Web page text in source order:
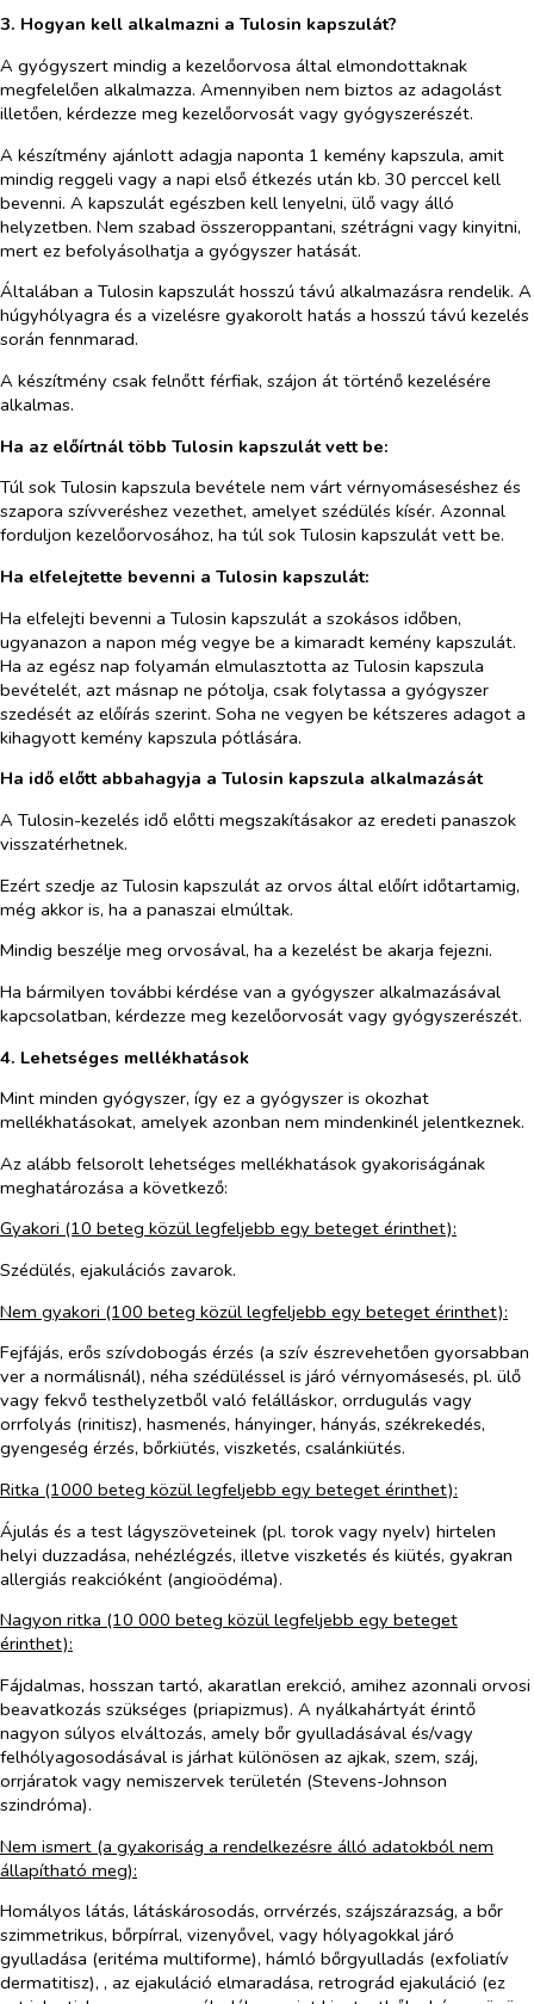
3. Hogyan kell alkalmazni a Tulosin kapszulát?
A gyógyszert mindig a kezelőorvosa által elmondottaknak
megfelelően alkalmazza. Amennyiben nem biztos az adagolást
illetően, kérdezze meg kezelőorvosát vagy gyógyszerészét.
A készítmény ajánlott adagja naponta 1 kemény kapszula, amit
mindig reggeli vagy a napi első étkezés után kb. 30 perccel kell
bevenni. A kapszulát egészben kell lenyelni, ülő vagy álló
helyzetben. Nem szabad összeroppantani, szétrágni vagy kinyitni,
mert ez befolyásolhatja a gyógyszer hatását.
Általában a Tulosin kapszulát hosszú távú alkalmazásra rendelik. A
húgyhólyagra és a vizelésre gyakorolt hatás a hosszú távú kezelés
során fennmarad.
A készítmény csak felnőtt férfiak, szájon át történő kezelésére
alkalmas.
Ha az előírtnál több Tulosin kapszulát vett be:
Túl sok Tulosin kapszula bevétele nem várt vérnyomáseséshez és
szapora szívveréshez vezethet, amelyet szédülés kísér. Azonnal
forduljon kezelőorvosához, ha túl sok Tulosin kapszulát vett be.
Ha elfelejtette bevenni a Tulosin kapszulát:
Ha elfelejti bevenni a Tulosin kapszulát a szokásos időben,
ugyanazon a napon még vegye be a kimaradt kemény kapszulát.
Ha az egész nap folyamán elmulasztotta az Tulosin kapszula
bevételét, azt másnap ne pótolja, csak folytassa a gyógyszer
szedését az előírás szerint. Soha ne vegyen be kétszeres adagot a
kihagyott kemény kapszula pótlására.
Ha idő előtt abbahagyja a Tulosin kapszula alkalmazását
A Tulosin-kezelés idő előtti megszakításakor az eredeti panaszok
visszatérhetnek.
Ezért szedje az Tulosin kapszulát az orvos által előírt időtartamig,
még akkor is, ha a panaszai elmúltak.
Mindig beszélje meg orvosával, ha a kezelést be akarja fejezni.
Ha bármilyen további kérdése van a gyógyszer alkalmazásával
kapcsolatban, kérdezze meg kezelőorvosát vagy gyógyszerészét.
4. Lehetséges mellékhatások
Mint minden gyógyszer, így ez a gyógyszer is okozhat
mellékhatásokat, amelyek azonban nem mindenkinél jelentkeznek.
Az alább felsorolt lehetséges mellékhatások gyakoriságának
meghatározása a következő:
Gyakori (10 beteg közül legfeljebb egy beteget érinthet):
Szédülés, ejakulációs zavarok.
Nem gyakori (100 beteg közül legfeljebb egy beteget érinthet):
Fejfájás, erős szívdobogás érzés (a szív észrevehetően gyorsabban
ver a normálisnál), néha szédüléssel is járó vérnyomásesés, pl. ülő
vagy fekvő testhelyzetből való felálláskor, orrdugulás vagy
orrfolyás (rinitisz), hasmenés, hányinger, hányás, székrekedés,
gyengeség érzés, bőrkiütés, viszketés, csalánkiütés.
Ritka (1000 beteg közül legfeljebb egy beteget érinthet):
Ájulás és a test lágyszöveteinek (pl. torok vagy nyelv) hirtelen
helyi duzzadása, nehézlégzés, illetve viszketés és kiütés, gyakran
allergiás reakcióként (angioödéma).
Nagyon ritka (10 000 beteg közül legfeljebb egy beteget
érinthet):
Fájdalmas, hosszan tartó, akaratlan erekció, amihez azonnali orvosi
beavatkozás szükséges (priapizmus). A nyálkahártyát érintő
nagyon súlyos elváltozás, amely bőr gyulladásával és/vagy
felhólyagosodásával is járhat különösen az ajkak, szem, száj,
orrjáratok vagy nemiszervek területén (Stevens-Johnson
szindróma).
Nem ismert (a gyakoriság a rendelkezésre álló adatokból nem
állapítható meg):
Homályos látás, látáskárosodás, orrvérzés, szájszárazság, a bőr
szimmetrikus, bőrpírral, vizenyővel, vagy hólyagokkal járó
gyulladása (eritéma multiforme), hámló bőrgyulladás (exfoliatív
dermatitisz), , az ejakuláció elmaradása, retrográd ejakuláció (ez